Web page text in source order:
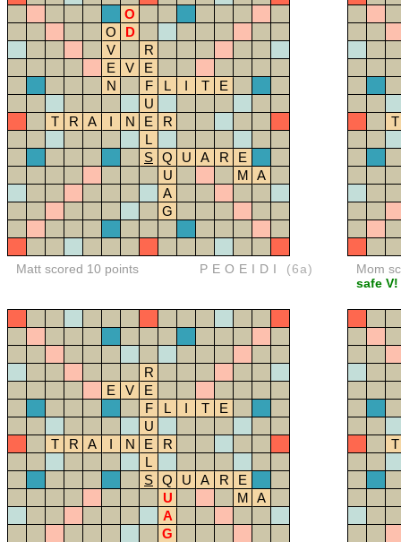
O
O
D
V
R
E
V
E
N
F L I T
E
U
T
R A I N E
R
L
S Q U A R
E
U
M A
A
G
Matt scored 10 points PEOEIDI (6a)
T
Mom
safe V!
R
E
V
E
F
L I T
E
U
T
R A I N E
R
L
S Q U A R
E
U
M A
A
G
T